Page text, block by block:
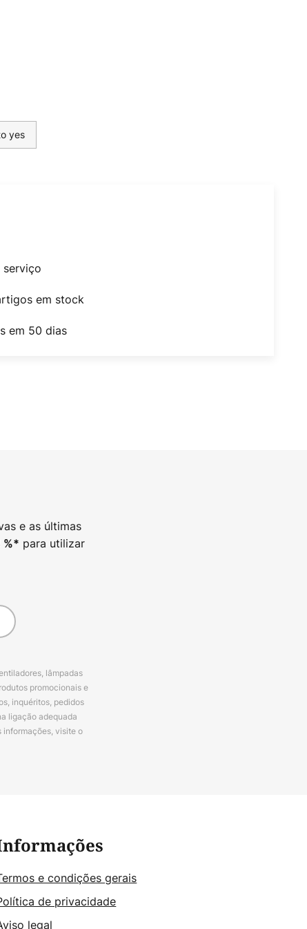
yes
serviço
em stock
em 50 dias
e as últimas
%* para utilizar
lâmpadas
promocionais e
inquéritos, pedidos
ligação adequada
informações, visite o
e condições gerais
de privacidade
legal